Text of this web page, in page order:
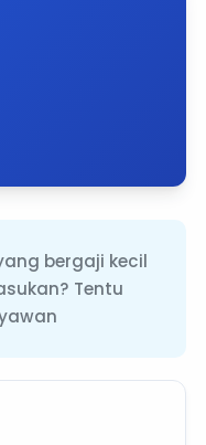
bergaji kecil
Tentu